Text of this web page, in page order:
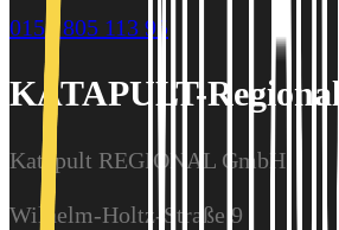
0157 805 113 95
KATAPULT-Regional
Katapult REGIONAL GmbH
Wilhelm-Holtz-Straße 9